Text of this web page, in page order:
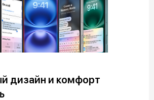
дизайн и комфорт